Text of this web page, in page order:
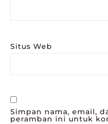
Situs Web
Simpan nama, email,
peramban ini untuk